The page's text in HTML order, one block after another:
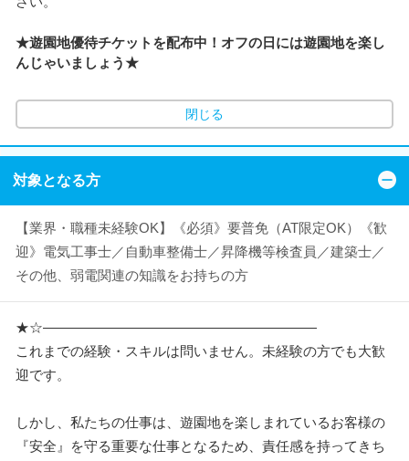
★遊園地優待チケットを配布中！オフの日には遊園地を楽し
んじゃいましょう★
閉じる
対象となる方
【業界・職種未経験OK】《必須》要普免（AT限定OK）《歓
迎》電気工事士／自動車整備士／昇降機等検査員／建築士／
その他、弱電関連の知識をお持ちの方
★☆――――――――――――――――――――
これまでの経験・スキルは問いません。未経験の方でも大歓
迎です。
しかし、私たちの仕事は、遊園地を楽しまれているお客様の
『安全』を守る重要な仕事となるため、責任感を持ってきち